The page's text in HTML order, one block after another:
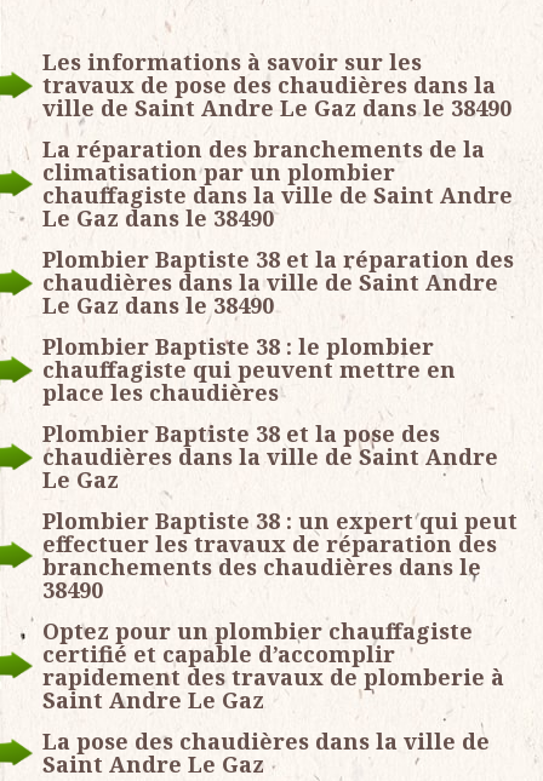
Les informations à savoir sur les
travaux de pose des chaudières dans la
ville de Saint Andre Le Gaz dans le 38490
La réparation des branchements de la
climatisation par un plombier
chauffagiste dans la ville de Saint Andre
Le Gaz dans le 38490
Plombier Baptiste 38 et la réparation des
chaudières dans la ville de Saint Andre
Le Gaz dans le 38490
Plombier Baptiste 38 : le plombier
chauffagiste qui peuvent mettre en
place les chaudières
Plombier Baptiste 38 et la pose des
chaudières dans la ville de Saint Andre
Le Gaz
Plombier Baptiste 38 : un expert qui peut
effectuer les travaux de réparation des
branchements des chaudières dans le
38490
Optez pour un plombier chauffagiste
certifié et capable d’accomplir
rapidement des travaux de plomberie à
Saint Andre Le Gaz
La pose des chaudières dans la ville de
Saint Andre Le Gaz